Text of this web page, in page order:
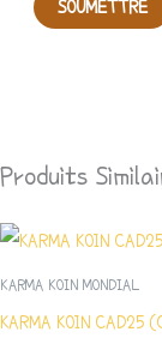
Produits
KARMA KOIN MONDIAL
KARMA KOIN CAD25